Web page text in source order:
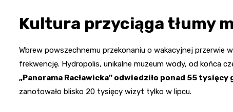
Kultura przyciąga tłumy
Wbrew powszechnemu przekonaniu o wakacyjnej przerwie
frekwencję. Hydropolis, unikalne muzeum wody, od końca
„Panorama Racławicka” odwiedziło ponad 55 tysięcy
zanotowało blisko 20 tysięcy wizyt tylko w lipcu.